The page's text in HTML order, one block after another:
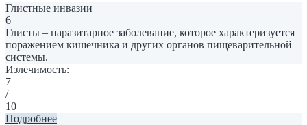
Глистные инвазии
6
Глисты – паразитарное заболевание, которое характеризуется
поражением кишечника и других органов пищеварительной
системы.
Излечимость:
7
/
10
Подробнее